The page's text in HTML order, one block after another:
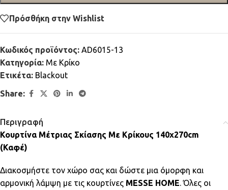
Πρόσθήκη στην Wishlist
Κωδικός προϊόντος: AD6015-13
Κατηγορία: Mε Κρίκο
Ετικέτα: Blackout
Share:
Περιγραφή
Κουρτίνα Μέτριας Σκίασης Με Κρίκους 140x270cm
(Καφέ)
Διακοσμήστε τον χώρο σας και δώστε μια όμορφη και
αρμονική λάμψη με τις κουρτίνες MESSE HOME. Όλες οι